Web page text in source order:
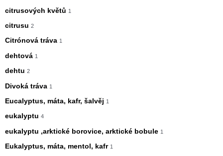
citrusových květů 1
citrusu 2
Citrónová tráva 1
dehtová 1
dehtu 2
Divoká tráva 1
Eucalyptus, máta, kafr, šalvěj 1
eukalyptu 4
eukalyptu ,arktické borovice, arktické bobule 1
Eukalyptus, máta, mentol, kafr 1